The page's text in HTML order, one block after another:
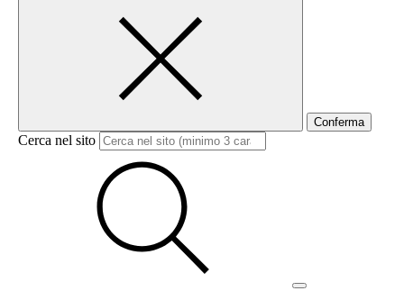
Conferma
Cerca nel sito